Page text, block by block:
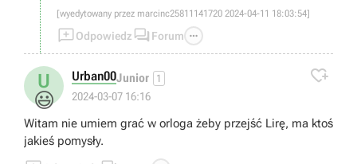
[wyedytowany przez marcinc25811141720 2024-04-11 18:03:54]
Odpowiedz  Forum 
U
😃
Urban00Junior 1
2024-03-07 16:16

Witam nie umiem grać w orloga żeby przejść Lirę, ma ktoś
jakieś pomysły.